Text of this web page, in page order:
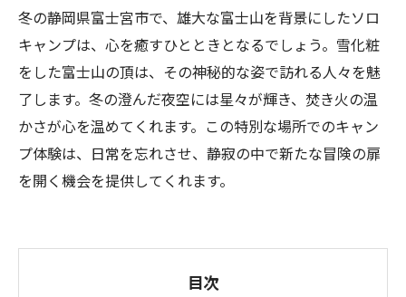
冬の静岡県富士宮市で、雄大な富士山を背景にしたソロ
キャンプは、心を癒すひとときとなるでしょう。雪化粧
をした富士山の頂は、その神秘的な姿で訪れる人々を魅
了します。冬の澄んだ夜空には星々が輝き、焚き火の温
かさが心を温めてくれます。この特別な場所でのキャン
プ体験は、日常を忘れさせ、静寂の中で新たな冒険の扉
を開く機会を提供してくれます。
目次